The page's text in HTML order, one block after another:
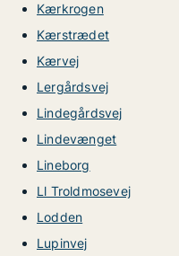
Kærkrogen
Kærstrædet
Kærvej
Lergårdsvej
Lindegårdsvej
Lindevænget
Lineborg
Ll Troldmosevej
Lodden
Lupinvej